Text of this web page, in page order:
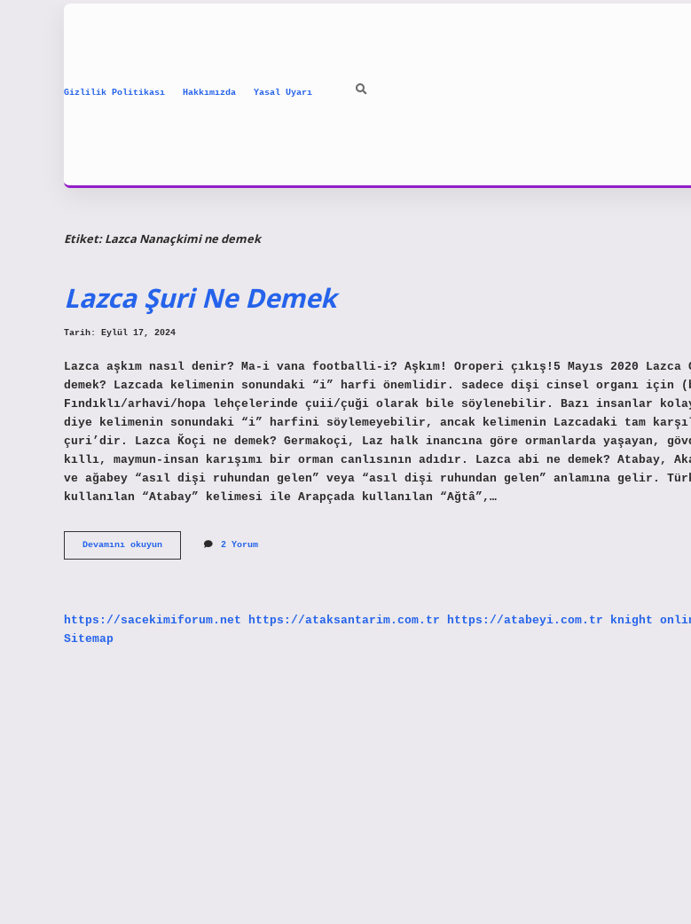
Gizlilik Politikası Hakkımızda Yasal Uyarı
Etiket:Lazca Nanaçkimi ne demek
Lazca Şuri Ne Demek
Tarih: Eylül 17, 2024
Lazca aşkım nasıl denir? Ma-i vana footballi-i? Aşkım! Oroperi çıkış!5 Mayıs 2020 Lazca
demek? Lazcada kelimenin sonundaki “i” harfi önemlidir. sadece dişi cinsel organı için
Fındıklı/arhavi/hopa lehçelerinde çuii/çuği olarak bile söylenebilir. Bazı insanlar
diye kelimenin sonundaki “i” harfini söylemeyebilir, ancak kelimenin Lazcadaki tam
çuri’dir. Lazca K̆oçi ne demek? Germakoçi, Laz halk inancına göre ormanlarda yaşayan,
kıllı, maymun-insan karışımı bir orman canlısının adıdır. Lazca abi ne demek? Atabay,
ve ağabey “asıl dişi ruhundan gelen” veya “asıl dişi ruhundan gelen” anlamına gelir.
kullanılan “Atabay” kelimesi ile Arapçada kullanılan “Ağtâ”,…
Devamını okuyunLazca
Şuri
2 Yorum
https://sacekimiforum.net https://ataksantarim.com.tr https://atabeyi.com.tr knight
Sitemap